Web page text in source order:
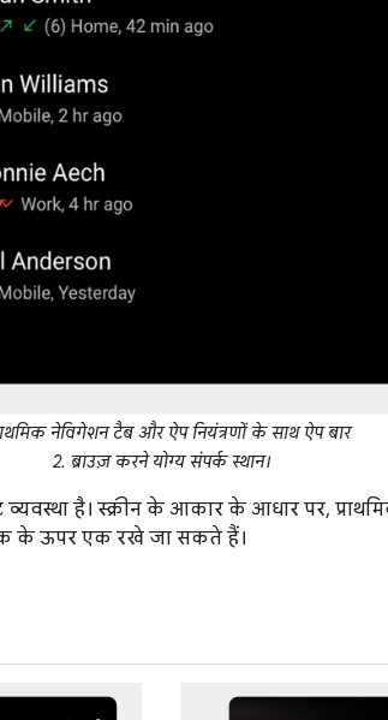
नेविगेशन टैब और ऐप नियंत्रणों के साथ ऐप बार
2. ब्राउज़ करने योग्य संपर्क स्थान।
है। स्क्रीन के आकार के आधार पर,
के ऊपर एक रखे जा सकते हैं।